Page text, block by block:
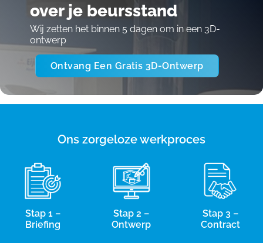
over je beursstand
Wij zetten het binnen 5 dagen om in een 3D-
ontwerp
Ontvang Een Gratis 3D-Ontwerp
Ons zorgeloze werkproces
Stap 1 –
Briefing
Stap 2 –
Ontwerp
Stap 3 –
Contract